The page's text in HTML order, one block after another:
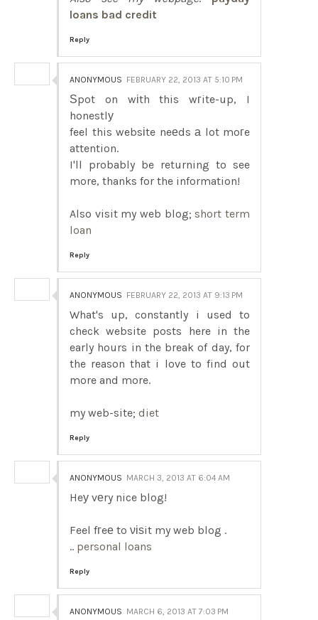
loans bad credit
Reply
ANONYMOUS FEBRUARY 22, 2013 AT 5:10 PM
Ѕpot on wіth this wгite-up, I
honestlу
feel this websіte neеds а lot moгe
attention.
I'll probably be returning to see
more, thanks for the information!
Also visit my web blog; short term
loan
Reply
ANONYMOUS FEBRUARY 22, 2013 AT 9:13 PM
What's up, constantly i used to
check website posts here in the
early hours in the break of day, for
the reason that i love to find out
more and more.
my web-site; diet
Reply
ANONYMOUS MARCH 3, 2013 AT 6:04 AM
Heу vеry nice blog!
Feel fгeе to νіѕit my web blog .
.. personal loans
Reply
ANONYMOUS MARCH 6, 2013 AT 7:03 PM